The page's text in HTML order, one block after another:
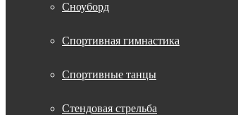
Сноуборд
Спортивная гимнастика
Спортивные танцы
Стендовая стрельба